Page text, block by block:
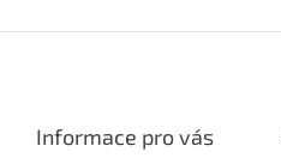
Informace pro vás